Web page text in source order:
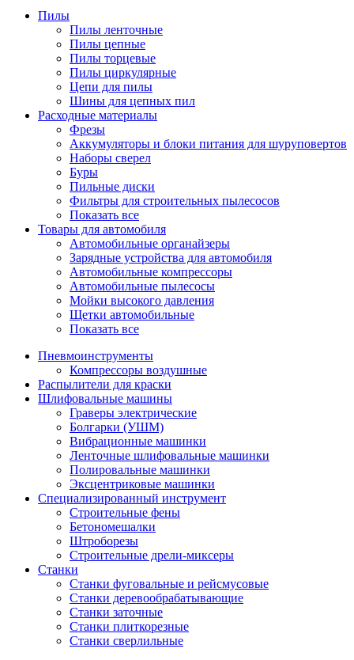
Пилы
Пилы ленточные
Пилы цепные
Пилы торцевые
Пилы циркулярные
Цепи для пилы
Шины для цепных пил
Расходные материалы
Фрезы
Аккумуляторы и блоки питания для шуруповертов
Наборы сверел
Буры
Пильные диски
Фильтры для строительных пылесосов
Показать все
Товары для автомобиля
Автомобильные органайзеры
Зарядные устройства для автомобиля
Автомобильные компрессоры
Автомобильные пылесосы
Мойки высокого давления
Щетки автомобильные
Показать все
Пневмоинструменты
Компрессоры воздушные
Распылители для краски
Шлифовальные машины
Граверы электрические
Болгарки (УШМ)
Вибрационные машинки
Ленточные шлифовальные машинки
Полировальные машинки
Эксцентриковые машинки
Специализированный инструмент
Строительные фены
Бетономешалки
Штроборезы
Строительные дрели-миксеры
Станки
Станки фуговальные и рейсмусовые
Станки деревообрабатывающие
Станки заточные
Станки плиткорезные
Станки сверлильные